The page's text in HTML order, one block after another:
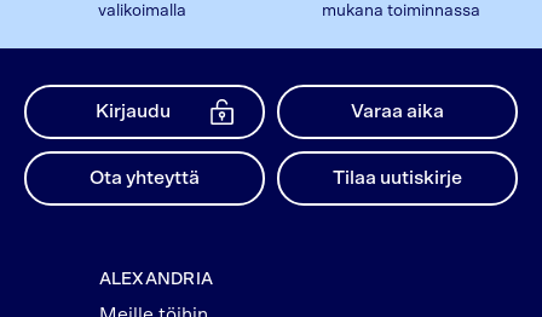
valikoimalla
mukana toiminnassa
Kirjaudu Varaa aika
Ota yhteyttä Tilaa uutiskirje
ALEXANDRIA